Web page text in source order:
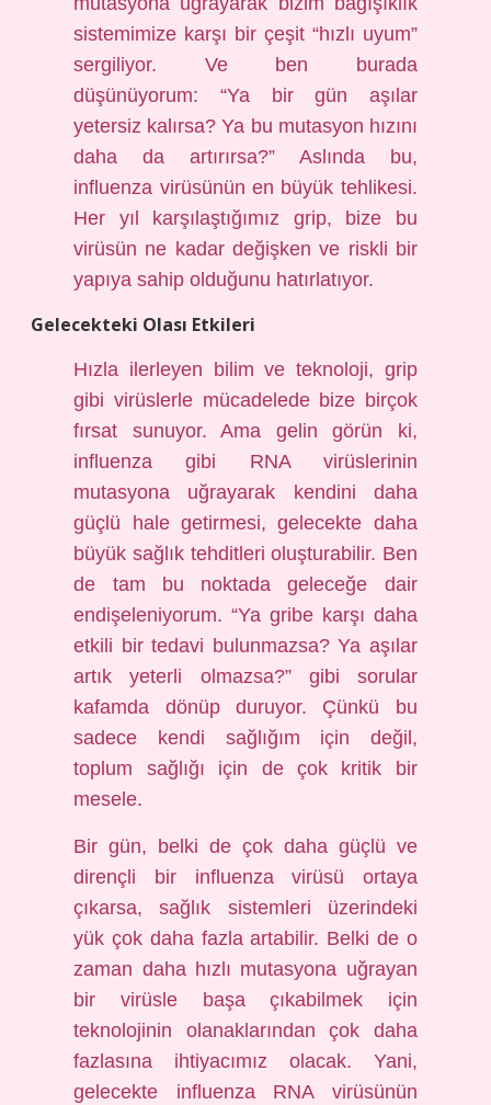
sistemimize karşı bir çeşit “hızlı uyum”
sergiliyor. Ve ben burada
düşünüyorum: “Ya bir gün aşılar
yetersiz kalırsa? Ya bu mutasyon hızını
daha da artırırsa?” Aslında bu,
influenza virüsünün en büyük tehlikesi.
Her yıl karşılaştığımız grip, bize bu
virüsün ne kadar değişken ve riskli bir
yapıya sahip olduğunu hatırlatıyor.
Gelecekteki Olası Etkileri
Hızla ilerleyen bilim ve teknoloji, grip
gibi virüslerle mücadelede bize birçok
fırsat sunuyor. Ama gelin görün ki,
influenza gibi RNA virüslerinin
mutasyona uğrayarak kendini daha
güçlü hale getirmesi, gelecekte daha
büyük sağlık tehditleri oluşturabilir. Ben
de tam bu noktada geleceğe dair
endişeleniyorum. “Ya gribe karşı daha
etkili bir tedavi bulunmazsa? Ya aşılar
artık yeterli olmazsa?” gibi sorular
kafamda dönüp duruyor. Çünkü bu
sadece kendi sağlığım için değil,
toplum sağlığı için de çok kritik bir
mesele.
Bir gün, belki de çok daha güçlü ve
dirençli bir influenza virüsü ortaya
çıkarsa, sağlık sistemleri üzerindeki
yük çok daha fazla artabilir. Belki de o
zaman daha hızlı mutasyona uğrayan
bir virüsle başa çıkabilmek için
teknolojinin olanaklarından çok daha
fazlasına ihtiyacımız olacak. Yani,
gelecekte influenza RNA virüsünün